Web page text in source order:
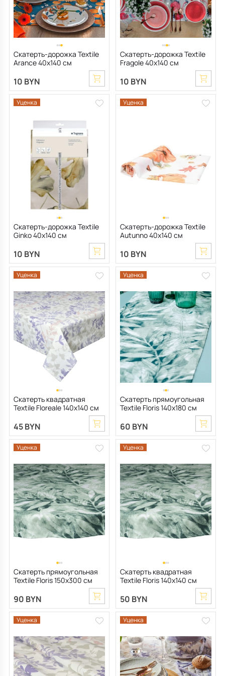
Скатерть-дорожка Textile
Arance 40х140 см
10 BYN
Скатерть-дорожка Textile
Fragole 40х140 см
10 BYN
Уценка
Скатерть-дорожка Textile
Ginko 40х140 см
10 BYN
Уценка
Скатерть-дорожка Textile
Autunno 40х140 см
10 BYN
Уценка
Скатерть квадратная
Textile Floreale 140х140 см
45 BYN
Уценка
Скатерть прямоугольная
Textile Floris 140х180 см
60 BYN
Уценка
Скатерть прямоугольная
Textile Floris 150х300 см
90 BYN
Уценка
Скатерть квадратная
Textile Floris 140х140 см
50 BYN
Уценка Уценка